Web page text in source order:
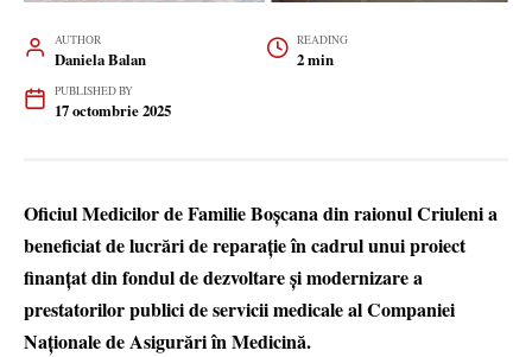
AUTHOR
Daniela Balan
READING
2 min
PUBLISHED BY
17 octombrie 2025
Oficiul Medicilor de Familie Boșcana din raionul Criuleni a
beneficiat de lucrări de reparație în cadrul unui proiect
finanțat din fondul de dezvoltare și modernizare a
prestatorilor publici de servicii medicale al Companiei
Naționale de Asigurări în Medicină.